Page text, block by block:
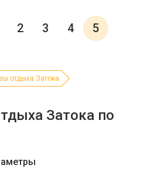
2 3 4 5
отдыха Затока
Затока по